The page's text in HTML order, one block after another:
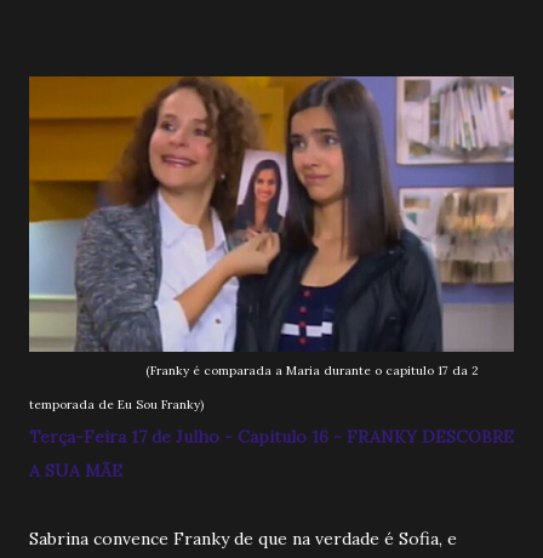
(Franky é comparada a Maria durante o capitulo 17 da 2
temporada de Eu Sou Franky)
Terça-Feira 17 de Julho - Capitulo 16 - FRANKY DESCOBRE
A SUA MÃE
Sabrina convence Franky de que na verdade é Sofia, e